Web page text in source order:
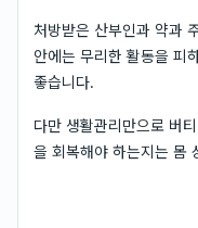
처방받은 산부인과 약과
안에는 무리한 활동을 피
좋습니다.
다만 생활관리만으로 버
을 회복해야 하는지는 몸